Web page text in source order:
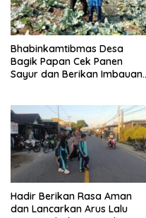
Bhabinkamtibmas Desa
Bagik Papan Cek Panen
Sayur dan Berikan Imbauan
Hadir Berikan Rasa Aman
dan Lancarkan Arus Lalu